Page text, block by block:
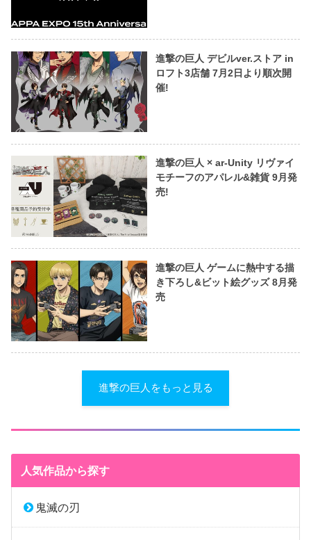
進撃の巨人 デビルver.ストア in
ロフト3店舗 7月2日より順次開
催!
進撃の巨人 × ar-Unity リヴァイ
モチーフのアパレル&雑貨 9月発
売!
進撃の巨人 ゲームに熱中する描
き下ろし&ビット絵グッズ 8月発
売
進撃の巨人をもっと見る
人気作品から探す
鬼滅の刃